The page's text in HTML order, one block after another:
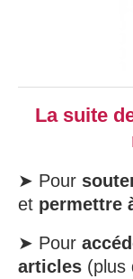
La suite
➤ Pour
et permettre
➤ Pour
articles (plus